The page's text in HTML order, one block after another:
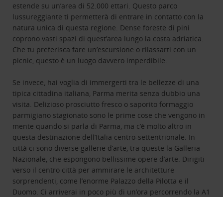
estende su un’area di 52.000 ettari. Questo parco
lussureggiante ti permetterà di entrare in contatto con la
natura unica di questa regione. Dense foreste di pini
coprono vasti spazi di quest’area lungo la costa adriatica.
Che tu preferisca fare un’escursione o rilassarti con un
picnic, questo è un luogo davvero imperdibile.
Se invece, hai voglia di immergerti tra le bellezze di una
tipica cittadina italiana, Parma merita senza dubbio una
visita. Delizioso prosciutto fresco o saporito formaggio
parmigiano stagionato sono le prime cose che vengono in
mente quando si parla di Parma, ma c’è molto altro in
questa destinazione dell’Italia centro-settentrionale. In
città ci sono diverse gallerie d’arte, tra queste la Galleria
Nazionale, che espongono bellissime opere d’arte. Dirigiti
verso il centro città per ammirare le architetture
sorprendenti, come l’enorme Palazzo della Pilotta e il
Duomo. Ci arriverai in poco più di un’ora percorrendo la A1